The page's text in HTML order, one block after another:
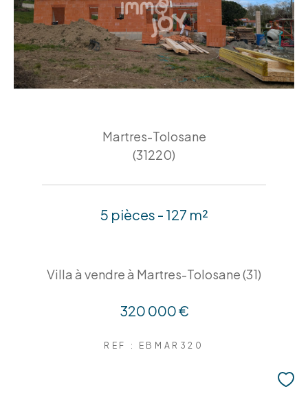
Martres-Tolosane
(31220)
5 pièces - 127 m²
Villa à vendre à Martres-Tolosane (31)
320 000 €
REF : EBMAR320